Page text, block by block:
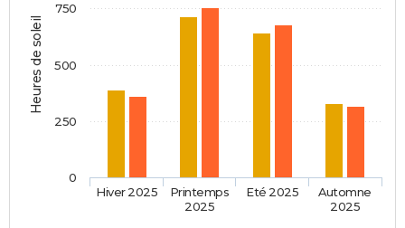
Heures de soleil
Hiver 2025
Printemps
2025
Eté 2025
Automne
2025
0
250
500
750